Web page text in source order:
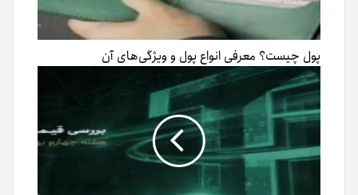
پول چیست؟ معرفی انواع پول و ویژگی‌های آن